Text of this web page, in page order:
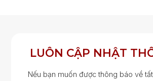
LUÔN CẬP NHẬT
Nếu bạn muốn được thông báo về